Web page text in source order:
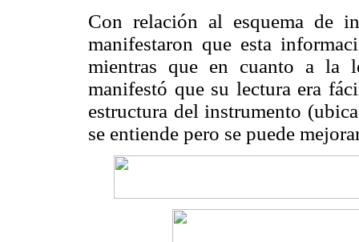
Con relación al esquema de
manifestaron que esta
mientras que en cuanto a la
manifestó que su lectura era
estructura del instrumento
se entiende pero se puede